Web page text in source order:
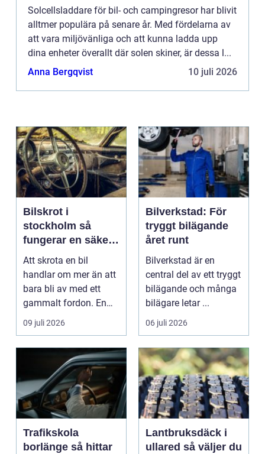
Solcellsladdare för bil- och campingresor har blivit
alltmer populära på senare år. Med fördelarna av
att vara miljövänliga och att kunna ladda upp
dina enheter överallt där solen skiner, är dessa l...
Anna Bergqvist
10 juli 2026
Bilskrot i
stockholm så
fungerar en säker
och miljövänlig
skrotning
Att skrota en bil
handlar om mer än att
bara bli av med ett
gammalt fordon. En
genomtänkt skrotning
09 juli 2026
Bilverkstad: För
tryggt bilägande
året runt
Bilverkstad är en
central del av ett tryggt
bilägande och många
bilägare letar ...
06 juli 2026
Trafikskola
borlänge så hittar
Lantbruksdäck i
ullared så väljer du